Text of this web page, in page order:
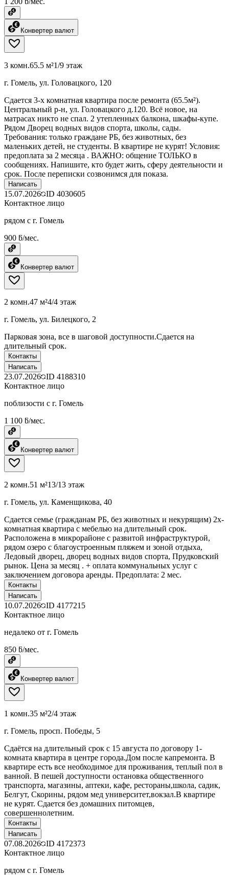
Конвертер валют
3 комн.65.5 м²1/9 этаж
г. Гомель, ул. Головацкого, 120
Сдается 3-х комнатная квартира после ремонта (65.5м²).
Центральный р-н, ул. Головацкого д.120. Всё новое, на
матрасах никто не спал. 2 утепленных балкона, шкафы-купе.
Рядом Дворец водных видов спорта, школы, сады. ​
Требования: только граждане РБ, без животных, без
маленьких детей, не студенты. В квартире не курят! ​Условия:
предоплата за 2 месяца . ​ВАЖНО: общение ТОЛЬКО в
сообщениях. Напишите, кто будет жить, сферу деятельности и
срок. После переписки созвонимся для показа.
Написать
15.07.2026 ID 4030605
Контактное лицо
рядом с г. Гомель
900 ƃ/мес.
Конвертер валют
2 комн.47 м²4/4 этаж
г. Гомель, ул. Билецкого, 2
Парковая зона, все в шаговой доступности.Сдается на
длительный срок.
Контакты
Написать
23.07.2026 ID 4188310
Контактное лицо
поблизости с г. Гомель
1 100 ƃ/мес.
Конвертер валют
2 комн.51 м²13/13 этаж
г. Гомель, ул. Каменщикова, 40
Сдается семье (гражданам РБ, без животных и некурящим) 2х-
комнатная квартира с мебелью на длительный срок.
Расположена в микрорайоне с развитой инфраструктурой,
рядом озеро с благоустроенным пляжем и зоной отдыха,
Ледовый дворец, дворец водных видов спорта, Прудковский
рынок. Цена за месяц . + оплата коммунальных услуг с
заключением договора аренды. Предоплата: 2 мес.
Контакты
Написать
10.07.2026 ID 4177215
Контактное лицо
недалеко от г. Гомель
850 ƃ/мес.
Конвертер валют
1 комн.35 м²2/4 этаж
г. Гомель, просп. Победы, 5
Сдаётся на длительный срок с 15 августа по договору 1-
комната квартира в центре города.Дом после капремонта. В
квартире есть все необходимое для проживания, теплый пол в
ванной. В пешей доступности остановка общественного
транспорта, магазины, аптеки, кафе, рестораны,школа, садик,
Белгут, Скорины, рядом мед университет,вокзал.В квартире
не курят. Сдается без домашних питомцев,
совершеннолетним.
Контакты
Написать
07.08.2026 ID 4172373
Контактное лицо
рядом с г. Гомель